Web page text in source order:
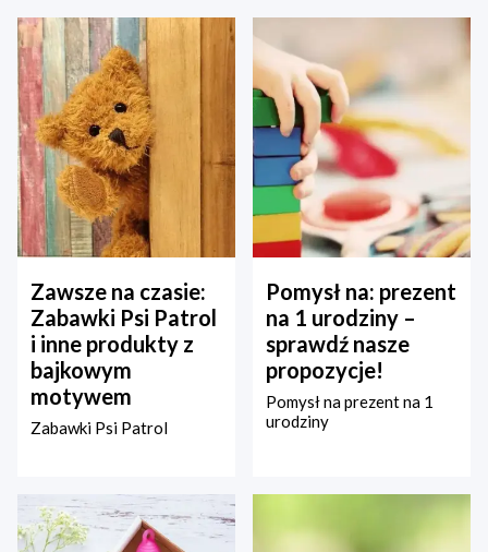
Zawsze na czasie:
Zabawki Psi Patrol
i inne produkty z
bajkowym
motywem
Zabawki Psi Patrol
Pomysł na: prezent
na 1 urodziny –
sprawdź nasze
propozycje!
Pomysł na prezent na 1
urodziny